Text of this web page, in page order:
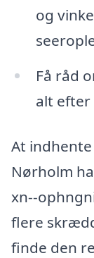
og
Få råd
alt
At
Nørholm
xn--
flere
finde den